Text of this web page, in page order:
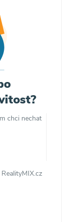
chci nechat